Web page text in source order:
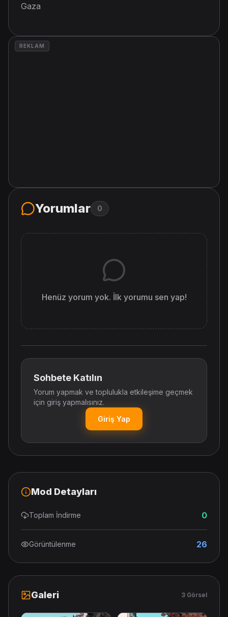
Gaza
REKLAM
Yorumlar 0
Henüz yorum yok. İlk yorumu sen yap!
Sohbete Katılın
Yorum yapmak ve toplulukla etkileşime geçmek
için giriş yapmalısınız.
Giriş Yap
Mod Detayları
Toplam İndirme 0
Görüntülenme 26
Galeri 3 Görsel